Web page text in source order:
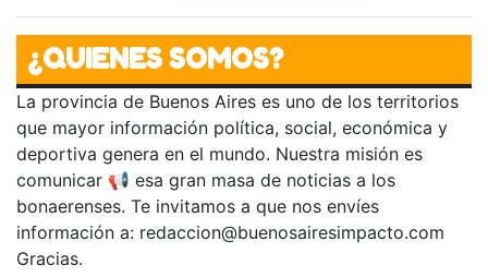
¿QUIENES SOMOS?
La provincia de Buenos Aires es uno de los territorios
que mayor información política, social, económica y
deportiva genera en el mundo. Nuestra misión es
comunicar 📢 esa gran masa de noticias a los
bonaerenses. Te invitamos a que nos envíes
información a: redaccion@buenosairesimpacto.com
Gracias.